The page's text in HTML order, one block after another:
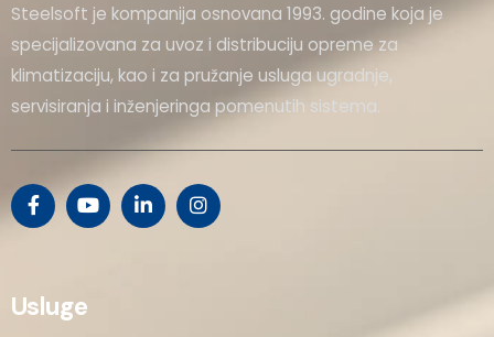
Steelsoft je kompanija osnovana 1993. godine koja je
specijalizovana za uvoz i distribuciju opreme za
klimatizaciju, kao i za pružanje usluga ugradnje,
servisiranja i inženjeringa pomenutih sistema.
Usluge